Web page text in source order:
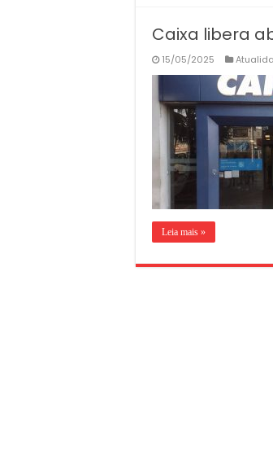
Caixa libera
15/05/2025
Leia mais »